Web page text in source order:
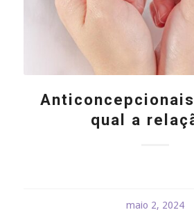
qual a
maio 2, 2024